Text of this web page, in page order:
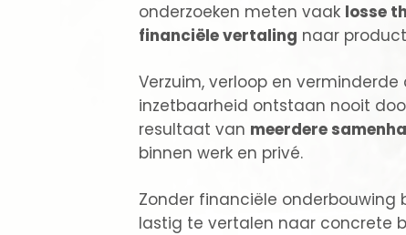
onderzoeken meten vaak losse
financiële vertaling naar
Verzuim, verloop en verminderde
inzetbaarheid ontstaan nooit
resultaat van meerdere
binnen werk en privé.
Zonder financiële onderbouwing
lastig te vertalen naar concrete